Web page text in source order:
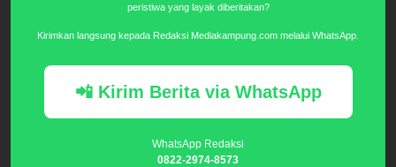
peristiwa yang layak diberitakan?
Kirimkan langsung kepada Redaksi Mediakampung.com melalui WhatsApp.
📲 Kirim Berita via WhatsApp
WhatsApp Redaksi
0822-2974-8573